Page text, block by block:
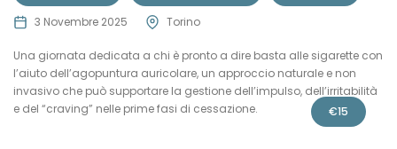
3 Novembre 2025 Torino
Una giornata dedicata a chi è pronto a dire basta alle sigarette con
l’aiuto dell’agopuntura auricolare, un approccio naturale e non
invasivo che può supportare la gestione dell’impulso, dell’irritabilità
e del “craving” nelle prime fasi di cessazione.
€15